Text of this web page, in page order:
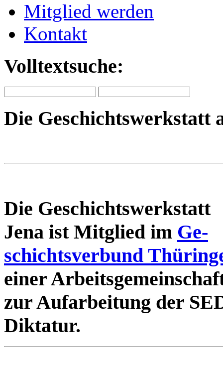
Mitglied werden
Kontakt
Volltextsuche:
Die Geschichtswerkstatt
Die Geschichtswerkstatt
Jena ist Mitglied im Ge-
schichtsverbund
einer
zur Aufarbeitung der
Diktatur.